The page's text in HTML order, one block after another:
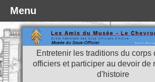
Entretenir les traditions du corps
officiers et participer au devoir de
d'histoire
Menu